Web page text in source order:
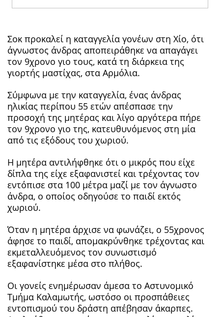
Σοκ προκαλεί η καταγγελία γονέων στη Χίο, ότι
άγνωστος άνδρας αποπειράθηκε να απαγάγει
τον 9χρονο γιο τους, κατά τη διάρκεια της
γιορτής μαστίχας, στα Αρμόλια.
Σύμφωνα με την καταγγελία, ένας άνδρας
ηλικίας περίπου 55 ετών απέσπασε την
προσοχή της μητέρας και λίγο αργότερα πήρε
τον 9χρονο γιο της, κατευθυνόμενος στη μία
από τις εξόδους του χωριού.
Η μητέρα αντιλήφθηκε ότι ο μικρός που είχε
δίπλα της είχε εξαφανιστεί και τρέχοντας τον
εντόπισε στα 100 μέτρα μαζί με τον άγνωστο
άνδρα, ο οποίος οδηγούσε το παιδί εκτός
χωριού.
Όταν η μητέρα άρχισε να φωνάζει, ο 55χρονος
άφησε το παιδί, απομακρύνθηκε τρέχοντας και
εκμεταλλευόμενος τον συνωστισμό
εξαφανίστηκε μέσα στο πλήθος.
Οι γονείς ενημέρωσαν άμεσα το Αστυνομικό
Τμήμα Καλαμωτής, ωστόσο οι προσπάθειες
εντοπισμού του δράστη απέβησαν άκαρπες.